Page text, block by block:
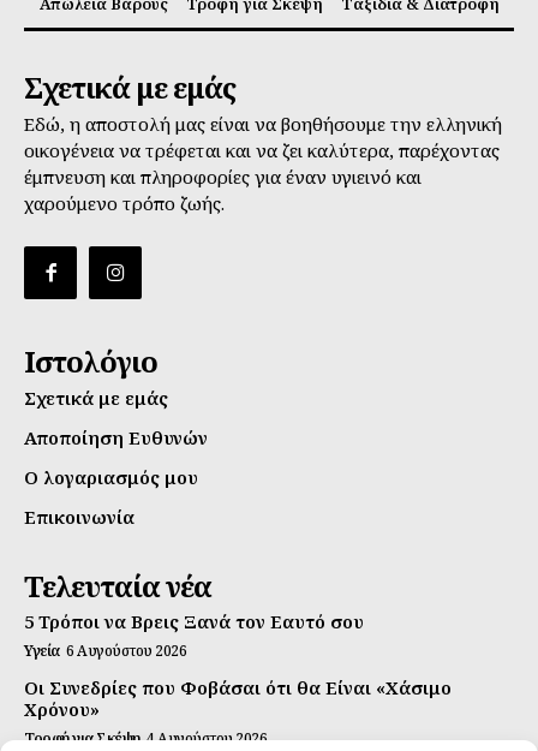
Σχετικά με εμάς
Εδώ, η αποστολή μας είναι να βοηθήσουμε την ελληνική
οικογένεια να τρέφεται και να ζει καλύτερα, παρέχοντας
έμπνευση και πληροφορίες για έναν υγιεινό και
χαρούμενο τρόπο ζωής.
Ιστολόγιο
Σχετικά με εμάς
Αποποίηση Ευθυνών
Ο λογαριασμός μου
Επικοινωνία
Τελευταία νέα
5 Τρόποι να Βρεις Ξανά τον Εαυτό σου
Υγεία 6 Αυγούστου 2026
Οι Συνεδρίες που Φοβάσαι ότι θα Είναι «Χάσιμο
Χρόνου»
Τροφή για Σκέψη 4 Αυγούστου 2026